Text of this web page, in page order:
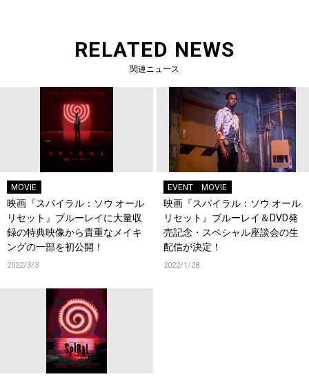
RELATED NEWS
関連ニュース
MOVIE
映画『スパイラル：ソウ オール
リセット』ブルーレイに大量収
録の特典映像から貴重なメイキ
ングの一部を初公開！
2022/3/3
EVENT MOVIE
映画『スパイラル：ソウ オール
リセット』ブルーレイ＆DVD発
売記念・スペシャル座談会の生
配信が決定！
2022/1/28